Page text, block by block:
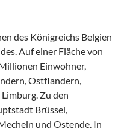
des Königreichs Belgien
Auf einer Fläche von
Einwohner,
Ostflandern,
Zu den
Brüssel,
und Ostende. In